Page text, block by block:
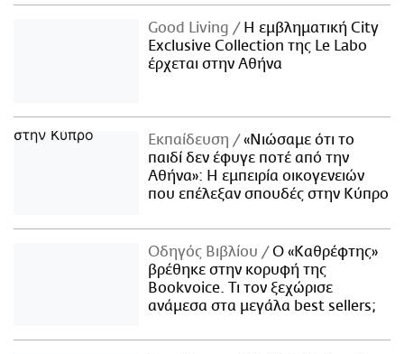
Good Living
Η εμβληματική City
Exclusive Collection της Le Labo
έρχεται στην Αθήνα
Εκπαίδευση
«Νιώσαμε ότι το
παιδί δεν έφυγε ποτέ από την
Αθήνα»: Η εμπειρία οικογενειών
που επέλεξαν σπουδές στην Κύπρο
Οδηγός Βιβλίου
Ο «Καθρέφτης»
βρέθηκε στην κορυφή της
Bookvoice. Τι τον ξεχώρισε
ανάμεσα στα μεγάλα best sellers;